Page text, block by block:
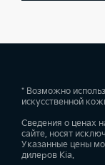
* Возможно
искусственной
Сведения о ценах
сайте, носят
Указанные цены
дилеров Kia.